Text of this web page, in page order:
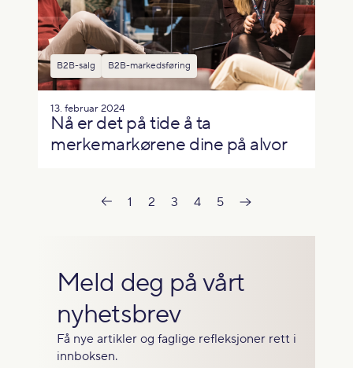
B2B-salg B2B-markedsføring
13. februar 2024
Nå er det på tide å ta
merkemarkørene dine på alvor
1 2 3 4 5
Meld deg på vårt
nyhetsbrev
Få nye artikler og faglige refleksjoner rett i
innboksen.